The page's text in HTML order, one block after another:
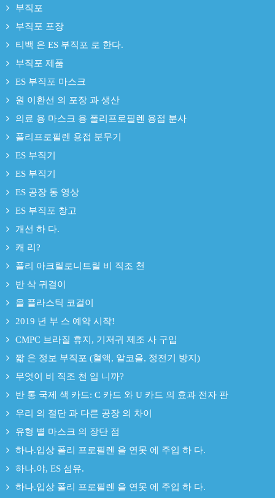
부직포
부직포 포장
티백 은 ES 부직포 로 한다.
부직포 제품
ES 부직포 마스크
원 이환선 의 포장 과 생산
의료 용 마스크 용 폴리프로필렌 용접 분사
폴리프로필렌 용접 분무기
ES 부직기
ES 부직기
ES 공장 동 영상
ES 부직포 창고
개선 하 다.
캐 리?
폴리 아크릴로니트릴 비 직조 천
반 삭 귀걸이
올 플라스틱 코걸이
2019 년 부 스 예약 시작!
CMPC 브라질 휴지, 기저귀 제조 사 구입
짧 은 정보 부직포 (혈액, 알코올, 정전기 방지)
무엇이 비 직조 천 입 니까?
반 통 국제 색 카드: C 카드 와 U 카드 의 효과 전자 판
우리 의 절단 과 다른 공장 의 차이
유형 별 마스크 의 장단 점
하나.입상 폴리 프로필렌 을 연못 에 주입 하 다.
하나.야, ES 섬유.
하나.입상 폴리 프로필렌 을 연못 에 주입 하 다.